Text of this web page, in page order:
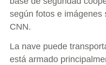
según fotos e imágenes
CNN.
La nave puede
está armado